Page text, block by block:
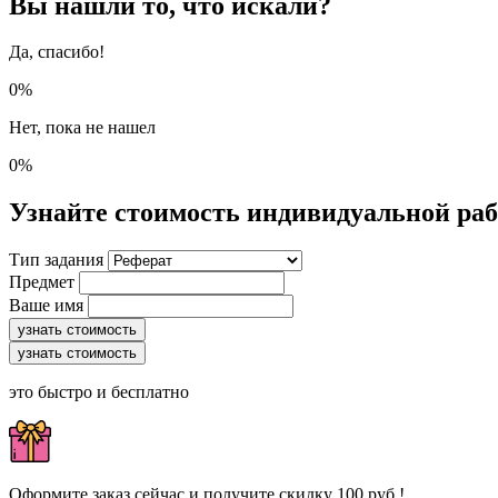
Да, спасибо!
0%
Нет, пока не нашел
0%
Узнайте стоимость индивидуальной
Тип задания
Предмет
Ваше имя
узнать стоимость
узнать стоимость
это быстро и бесплатно